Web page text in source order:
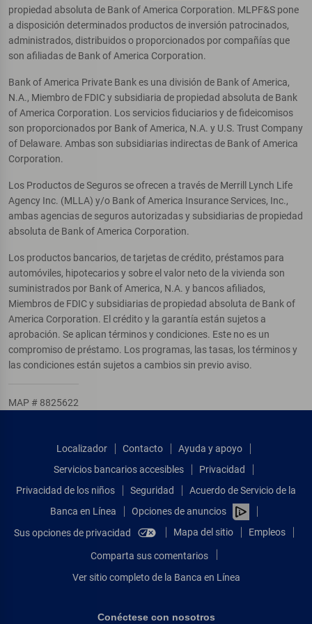
propiedad absoluta de Bank of America Corporation. MLPF&S pone
a disposición determinados productos de inversión patrocinados,
administrados, distribuidos o proporcionados por compañías que
son afiliadas de Bank of America Corporation.
Bank of America Private Bank es una división de Bank of America,
N.A., Miembro de FDIC y subsidiaria de propiedad absoluta de Bank
of America Corporation. Los servicios fiduciarios y de fideicomisos
son proporcionados por Bank of America, N.A. y U.S. Trust Company
of Delaware. Ambas son subsidiarias indirectas de Bank of America
Corporation.
Los Productos de Seguros se ofrecen a través de Merrill Lynch Life
Agency Inc. (MLLA) y/o Bank of America Insurance Services, Inc.,
ambas agencias de seguros autorizadas y subsidiarias de propiedad
absoluta de Bank of America Corporation.
Los productos bancarios, de tarjetas de crédito, préstamos para
automóviles, hipotecarios y sobre el valor neto de la vivienda son
suministrados por Bank of America, N.A. y bancos afiliados,
Miembros de FDIC y subsidiarias de propiedad absoluta de Bank of
America Corporation. El crédito y la garantía están sujetos a
aprobación. Se aplican términos y condiciones. Este no es un
compromiso de préstamo. Los programas, las tasas, los términos y
las condiciones están sujetos a cambios sin previo aviso.
MAP # 8825622
Localizador Contacto
Ayuda y apoyo
Servicios bancarios accesibles
Privacidad
Privacidad de los niños
Seguridad
Acuerdo de Servicio de la
Banca en Línea
Opciones de anuncios
Sus opciones de privacidad
Mapa del sitio Empleos
Comparta sus comentarios
Ver sitio completo de la Banca en Línea
Conéctese con nosotros